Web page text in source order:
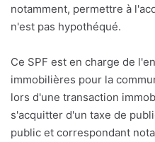
notamment, permettre à
n'est pas hypothéqué.
Ce SPF est en charge de
immobilières pour la
lors d'une transaction
s'acquitter d'un taxe de
public et correspondant